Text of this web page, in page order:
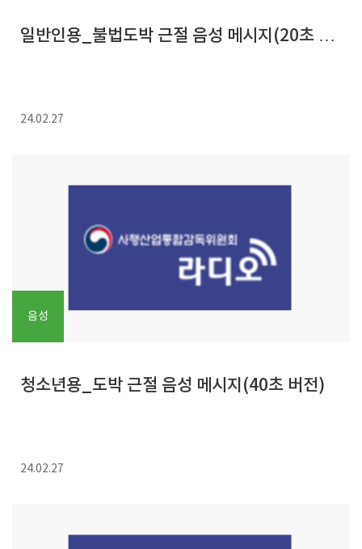
일반인용_불법도박 근절 음성 메시지(20초 버
24.02.27
음성
청소년용_도박 근절 음성 메시지(40초 버전)
24.02.27